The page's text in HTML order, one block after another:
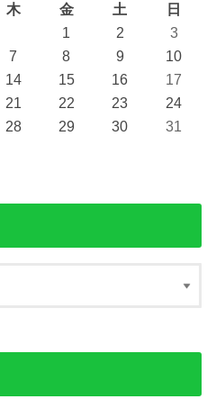
木 金 土
日
1
2
3
7 8 9
10
14 15 16
17
21 22 23
24
28 29 30
31